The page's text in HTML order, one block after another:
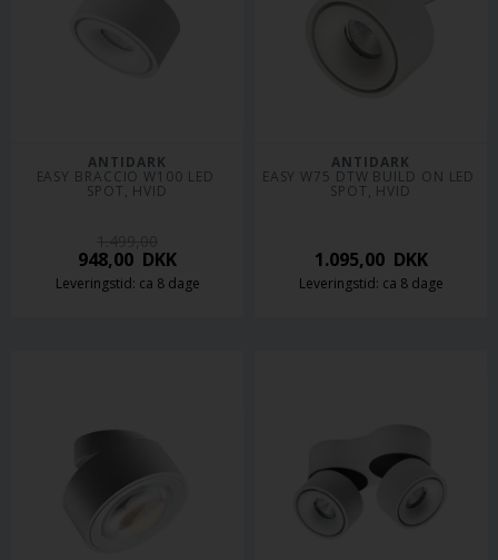
ANTIDARK
EASY BRACCIO W100 LED
SPOT, HVID
948,00 DKK
Leveringstid: ca 8 dage
ANTIDARK
EASY W75 DTW BUILD ON LED
SPOT, HVID
1.095,00DKK
Leveringstid: ca 8 dage